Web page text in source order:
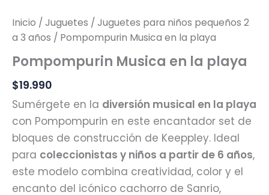
Inicio / Juguetes / Juguetes para niños pequeños 2
a 3 años / Pompompurin Musica en la playa
Pompompurin Musica en la playa
$19.990
Sumérgete en la diversión musical en la playa
con Pompompurin en este encantador set de
bloques de construcción de Keeppley. Ideal
para coleccionistas y niños a partir de 6 años,
este modelo combina creatividad, color y el
encanto del icónico cachorro de Sanrio,